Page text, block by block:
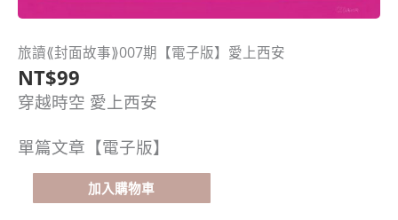
旅讀⟪封面故事⟫007期【電子版】愛上西安
NT$99
穿越時空 愛上西安
單篇文章【電子版】
旅
讀
⟪封
面
事⟫
007
加入購物車